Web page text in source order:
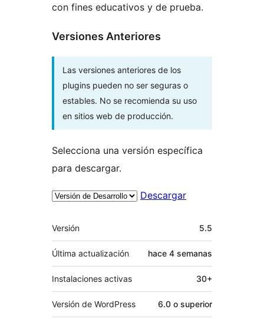
con fines educativos y de prueba.
Versiones Anteriores
Las versiones anteriores de los
plugins pueden no ser seguras o
estables. No se recomienda su uso
en sitios web de producción.
Selecciona una versión específica
para descargar.
Descargar
Meta
Versión 5.5
Última actualización hace 4 semanas
Instalaciones activas 30+
Versión de WordPress 6.0 o superior